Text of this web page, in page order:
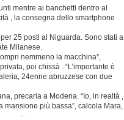
mentre ai banchetti dentro al
, la consegna dello smartphone
25 posti al Niguarda. Sono stati a
Milanese.
nemmeno la macchina”,
poi chissà . “L’importante è
24enne abruzzese con due
precaria a Modena. “Io, in realtà ,
più bassa”, calcola Mara,